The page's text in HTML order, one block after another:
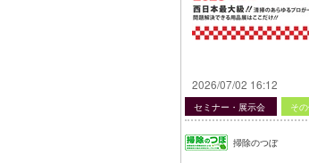
2026/07/02 16:12
セミナー・展示会 そ
掃除のつぼ